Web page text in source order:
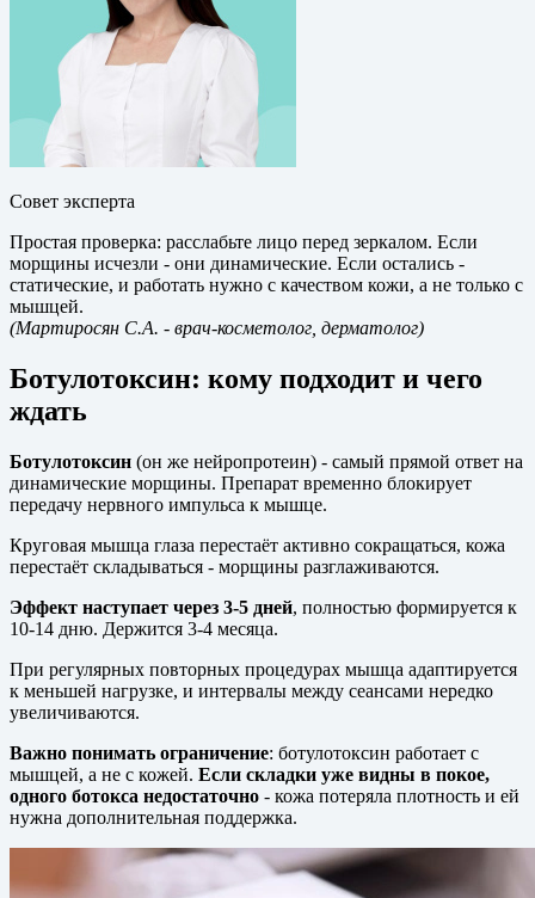
Совет эксперта
Простая проверка: расслабьте лицо перед зеркалом. Если
морщины исчезли - они динамические. Если остались -
статические, и работать нужно с качеством кожи, а не только с
мышцей.
(Мартиросян С.А. - врач-косметолог, дерматолог)
Ботулотоксин: кому подходит и чего
ждать
Ботулотоксин (он же нейропротеин) - самый прямой ответ на
динамические морщины. Препарат временно блокирует
передачу нервного импульса к мышце.
Круговая мышца глаза перестаёт активно сокращаться, кожа
перестаёт складываться - морщины разглаживаются.
Эффект наступает через 3-5 дней, полностью формируется к
10-14 дню. Держится 3-4 месяца.
При регулярных повторных процедурах мышца адаптируется
к меньшей нагрузке, и интервалы между сеансами нередко
увеличиваются.
Важно понимать ограничение: ботулотоксин работает с
мышцей, а не с кожей. Если складки уже видны в покое,
одного ботокса недостаточно - кожа потеряла плотность и ей
нужна дополнительная поддержка.